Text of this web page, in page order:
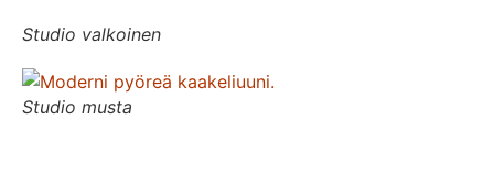
Studio valkoinen
Studio musta